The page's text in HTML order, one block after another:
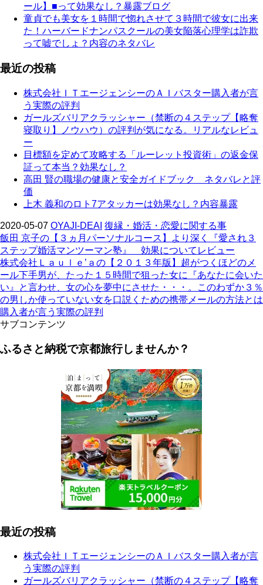
ール】■って効果なし？暴露ブログ
童貞でも美女を１時間で惚れさせて３時間で彼女に出来
た！ハーバードナンパスクールの美女陥落心理学は詐欺
って嘘でしょ？内容のネタバレ
最近の投稿
株式会社ＩＴエージェンシーのＡＩバスター購入者が言
う実際の評判
ガールズバリアクラッシャー（禁断の４ステップ【略奪
寝取り】ノウハウ）の評判が気になる。リアルなレビュ
ー
目標額を定めて攻略する「ルーレット投資術」の返金保
証って本当？効果なし？
高田 賢の職場の健康と安全ガイドブック ネタバレと評
価
上木 義和のロト7アタッカーは効果なし？内容暴露
2020-05-07 OYAJI-DEAI 復縁・婚活・恋愛に関する事
飯田 京子の【３ヵ月パーソナルコース】より深く『愛され３
ステップ婚活マンツーマン塾』 効果についてレビュー
株式会社Ｌａｕｌｅ’ａの【２０１３年版】超がつくほどのメ
ール下手男が、たった１５時間で狙った女に『あなたに会いた
い』と言わせ、女の心を夢中にさせた・・・。このわずか３％
の男しか使っていない女を口説くための携帯メールの方法とは
購入者が言う実際の評判
サブコンテンツ
ふるさと納税で京都旅行しませんか？
最近の投稿
株式会社ＩＴエージェンシーのＡＩバスター購入者が言
う実際の評判
ガールズバリアクラッシャー（禁断の４ステップ【略奪